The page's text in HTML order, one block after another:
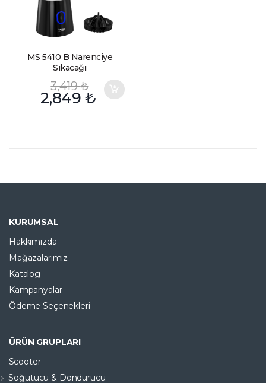
MS 5410 B Narenciye
Sıkacağı
3,419₺
2,849₺
KURUMSAL
Hakkımızda
Mağazalarımız
Katalog
Kampanyalar
Ödeme Seçenekleri
ÜRÜN GRUPLARI
Scooter
Soğutucu & Dondurucu